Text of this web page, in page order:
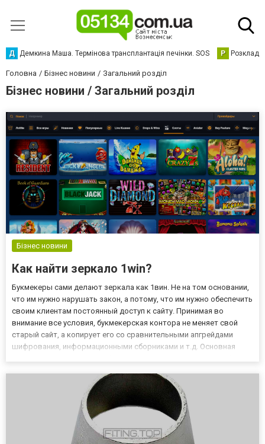
Д Демкина Маша. Термінова трансплантація печінки. SOS Р Розклад
Головна Бізнес новини Загальний розділ
Бізнес новини / Загальний розділ
Бізнес новини
Как найти зеркало 1win?
Букмекеры сами делают зеркала как 1вин. Не на том основании,
что им нужно нарушать закон, а потому, что им нужно обеспечить
своим клиентам постоянный доступ к сайту. Принимая во
внимание все условия, букмекерская контора не меняет свой
старый сайт, а копирует его со сравнительными апгрейдами
шифрования, информационными сборниками и т.д. Основная